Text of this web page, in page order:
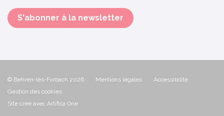
S'abonner à la newsletter
© Behren-lès-Forbach 2026 Mentions légales
Accessibilité
Gestion des cookies
Site créé avec Artifica One